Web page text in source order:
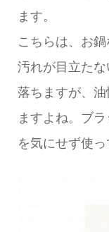
ます。
こちらは、お
汚れが目立た
落ちますが、
ますよね。ブ
を気にせず使っ